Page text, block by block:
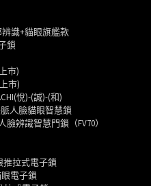
辨識+貓眼旗艦款
鎖
市)
市)
悅)-(誠)-(和)
脈人臉貓眼智慧鎖
臉辨識智慧門鎖（FV70）
推拉式電子鎖
眼電子鎖